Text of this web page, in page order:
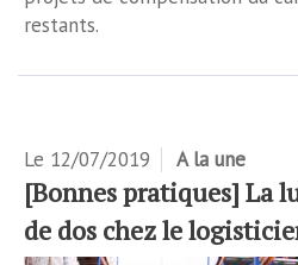
restants.
Le 12/07/2019 A la une
[Bonnes pratiques] La
de dos chez le